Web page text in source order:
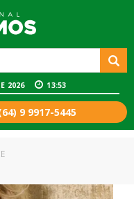
2026 13:53
9 9917-5445